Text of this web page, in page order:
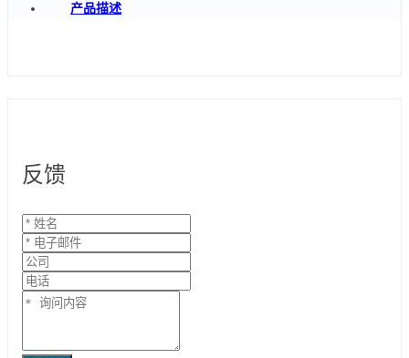
产品描述
反馈